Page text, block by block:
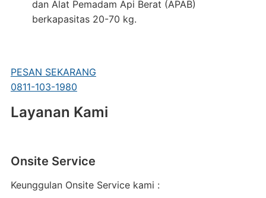
dan Alat Pemadam Api Berat (APAB)
berkapasitas 20-70 kg.
PESAN SEKARANG
0811-103-1980
Layanan Kami
Onsite Service
Keunggulan Onsite Service kami :